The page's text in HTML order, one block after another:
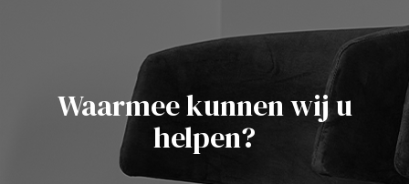
Waarmee kunnen wij u
helpen?